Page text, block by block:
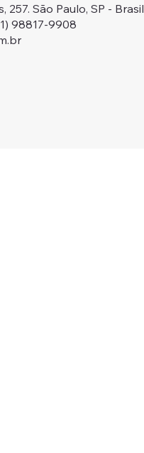
São Paulo, SP - Brasil
98817-9908